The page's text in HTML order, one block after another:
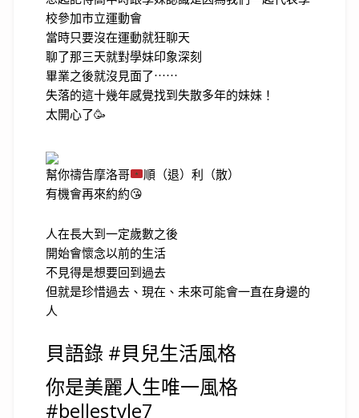
校參加市立運動會
當時只要沒在運動就狂聊天
聊了那三天就對學妹印象深刻
畢業之後就沒見面了⋯⋯
失落的這十幾年感覺找到失散多年的妹妹！
太開心了🥳
幫你禱告摩洛哥
順（退）利（散）
有機會再來約約😘
人在長大到一定歲數之後
開始會懷念以前的生活
不見得是想要回到過去
但就是珍惜過去、現在、未來可能會一直在身邊的
人
貝語錄 #貝兒生活風格
你是美麗人生唯一風格
#bellestyle7